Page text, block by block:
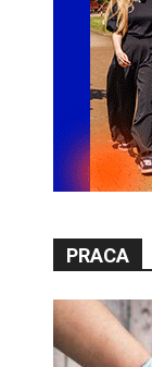
PRACA